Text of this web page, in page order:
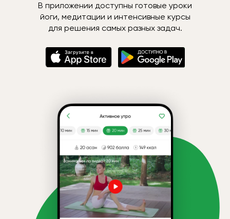
В приложении доступны готовые уроки
йоги, медитации и интенсивные курсы
для решения самых разных задач.